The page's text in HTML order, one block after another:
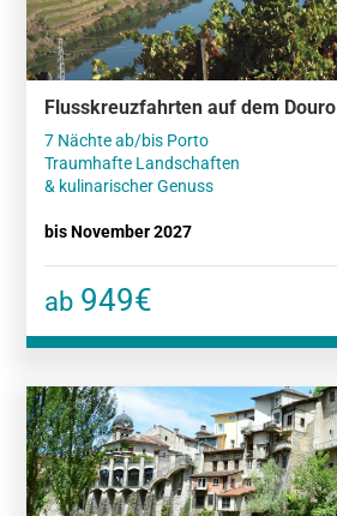
Flusskreuzfahrten auf dem Douro
7 Nächte ab/bis Porto
Traumhafte Landschaften
& kulinarischer Genuss
bis November 2027
ab 949€